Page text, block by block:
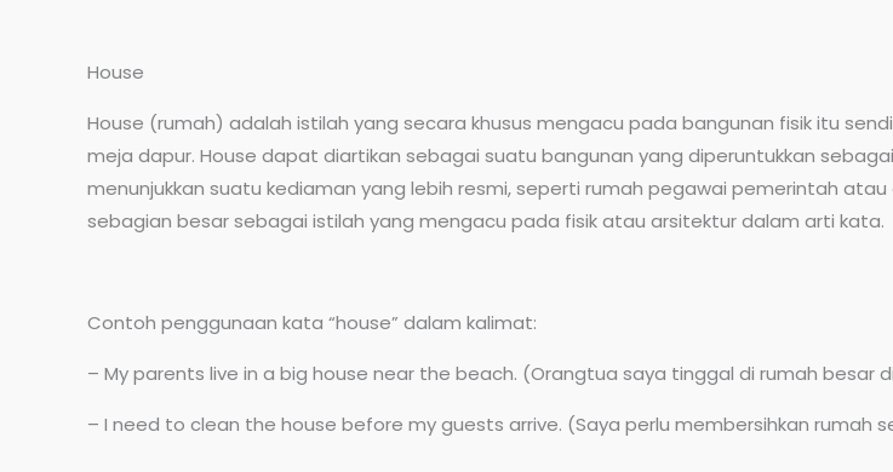
House
House (rumah) adalah istilah yang secara khusus mengacu pada bangunan fisik itu
meja dapur. House dapat diartikan sebagai suatu bangunan yang diperuntukkan
menunjukkan suatu kediaman yang lebih resmi, seperti rumah pegawai pemerintah
sebagian besar sebagai istilah yang mengacu pada fisik atau arsitektur dalam arti kata.
Contoh penggunaan kata “house” dalam kalimat:
– My parents live in a big house near the beach. (Orangtua saya tinggal di rumah besar
– I need to clean the house before my guests arrive. (Saya perlu membersihkan rumah